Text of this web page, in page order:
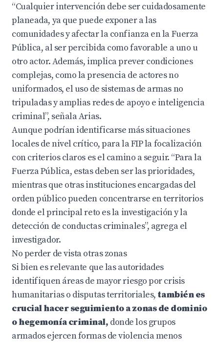
“Cualquier intervención debe ser cuidadosamente
planeada, ya que puede exponer a las
comunidades y afectar la confianza en la Fuerza
Pública, al ser percibida como favorable a uno u
otro actor. Además, implica prever condiciones
complejas, como la presencia de actores no
uniformados, el uso de sistemas de armas no
tripuladas y amplias redes de apoyo e inteligencia
criminal”, señala Arias.
Aunque podrían identificarse más situaciones
locales de nivel crítico, para la FIP la focalización
con criterios claros es el camino a seguir. “Para la
Fuerza Pública, estas deben ser las prioridades,
mientras que otras instituciones encargadas del
orden público pueden concentrarse en territorios
donde el principal reto es la investigación y la
detección de conductas criminales”, agrega el
investigador.
No perder de vista otras zonas
Si bien es relevante que las autoridades
identifiquen áreas de mayor riesgo por crisis
humanitarias o disputas territoriales, también es
crucial hacer seguimiento a zonas de dominio
o hegemonía criminal, donde los grupos
armados ejercen formas de violencia menos